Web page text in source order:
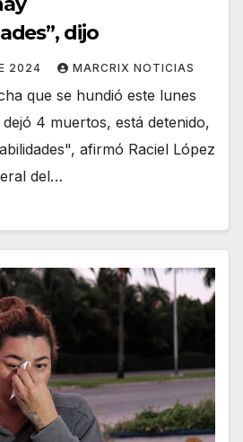
dijo
2024 MARCRIX NOTICIAS
que se hundió este lunes
4 muertos, está detenido,
afirmó Raciel López
del…